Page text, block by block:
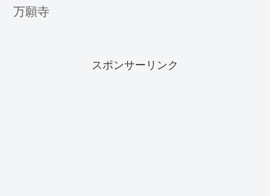
万願寺
スポンサーリンク